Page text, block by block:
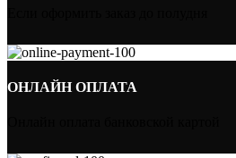
ОНЛАЙН ОПЛАТА